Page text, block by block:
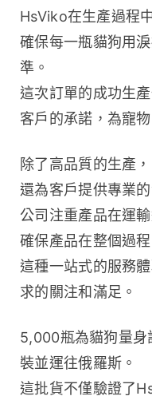
HsViko在生產過程
確保每一瓶貓狗用
準。
這次訂單的成功生
客戶的承諾，為寵
除了高品質的生產
還為客戶提供專業
公司注重產品在運
確保產品在整個過
這種一站式的服務
求的關注和滿足。
5,000瓶為貓狗量身
裝並運往俄羅斯。
這批貨不僅驗證了